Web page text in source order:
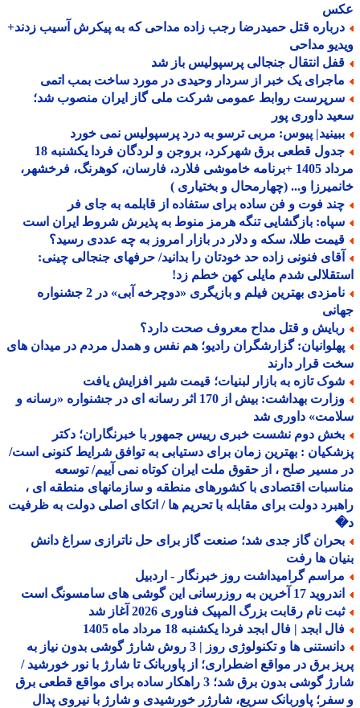
قتل حمیدرضا رجب زاده مداحی که به پیکرش آسیب زدند+
مداحی
انتقال جنجالی پرسپولیس باز شد
یک خبر از سردار وحیدی در مورد ساخت بمب اتمی
روابط عمومی شرکت ملی گاز ایران منصوب شد؛
داوری پور
پیوس: مربی ترسو به درد پرسپولیس نمی خورد
جدول قطعی برق شهرکرد، بروجن و لردگان فردا یکشنبه 18
مرداد 1405 +برنامه خاموشی فلارد، فارسان، کوهرنگ، فرخشهر،
و... (چهارمحال و بختیاری )
فوت و فن ساده برای ستفاده از قابلمه به جای فر
بازگشایی تنگه هرمز منوط به پذیرش شروط ایران است
طلا، سکه و دلار در بازار امروز به چه عددی رسید؟
فنونی زاده حد خودتان را بدانید/ حرفهای جنجالی چینی:
شدم مایلی کهن خطم زد!
نامزدی بهترین فیلم و بازیگری «دوچرخه آبی» در 2 جشنواره
و قتل مداح معروف صحت دارد؟
گزارشگران رادیو؛ هم نفس و همدل مردم در میدان های
قرار دارند
تازه به بازار لبنیات؛ قیمت شیر افزایش یافت
وزارت بهداشت: بیش از 170 اثر رسانه ای در جشنواره «رسانه و
داوری شد
دوم نشست خبری رییس جمهور با خبرنگاران؛ دکتر
: بهترین زمان برای دستیابی به توافق شرایط کنونی است/
مسیر صلح ، از حقوق ملت ایران کوتاه نمی آییم/ توسعه
اقتصادی با کشورهای منطقه و سازمانهای منطقه ای ،
دولت برای مقابله با تحریم ها / اتکای اصلی دولت به ظرفیت
گاز جدی شد؛ صنعت گاز برای حل ناترازی سراغ دانش
ها رفت
گرامیداشت روز خبرنگار - اردبیل
آخرین به روزرسانی این گوشی های سامسونگ است
نام رقابت بزرگ المپیک فناوری 2026 آغاز شد
ابجد | فال ابجد فردا یکشنبه 18 مرداد ماه 1405
دانستنی ها و تکنولوژی روز | 3 روش شارژ گوشی بدون نیاز به
برق در مواقع اضطراری؛ از پاوربانک تا شارژ با نور خورشید /
شارژ گوشی بدون برق شد؛ 3 راهکار ساده برای مواقع قطعی برق
پاوربانک سریع، شارژر خورشیدی و شارژ با نیروی پدال